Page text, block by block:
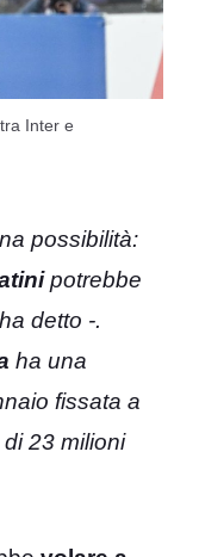
Inter e
possibilità:
potrebbe
detto -.
ha una
fissata a
23 milioni